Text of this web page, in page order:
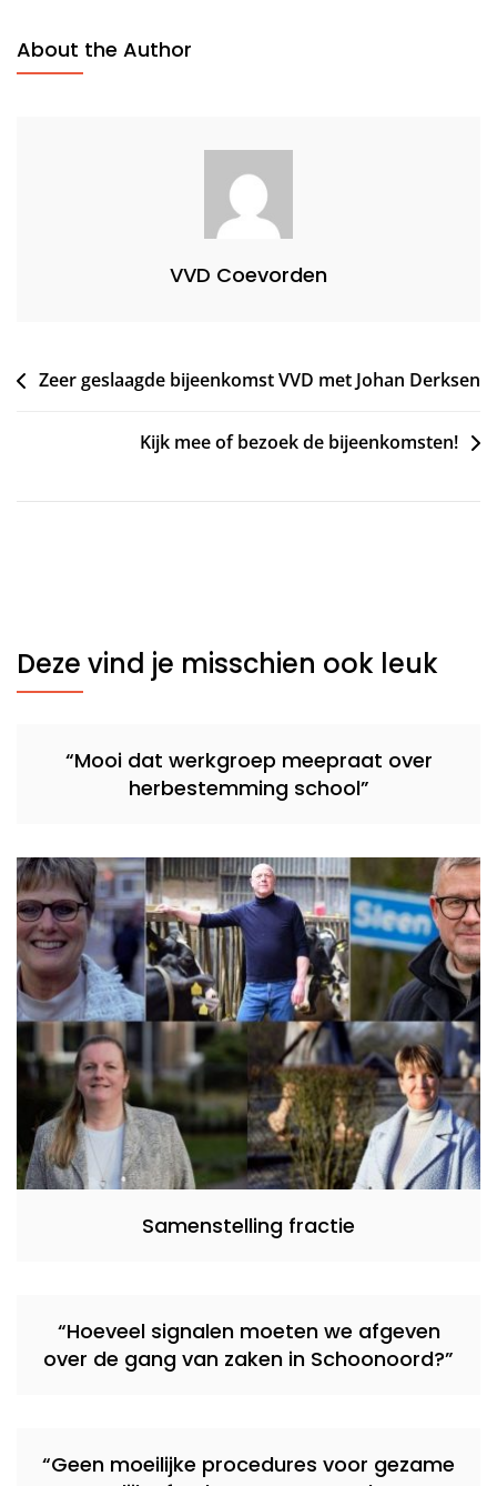
About the Author
VVD Coevorden
Bericht
Zeer geslaagde bijeenkomst VVD met Johan Derksen
Kijk mee of bezoek de bijeenkomsten!
Deze vind je misschien ook leuk
“Mooi dat werkgroep meepraat over
herbestemming school”
Samenstelling fractie
“Hoeveel signalen moeten we afgeven
over de gang van zaken in Schoonoord?”
“Geen moeilijke procedures voor gezame